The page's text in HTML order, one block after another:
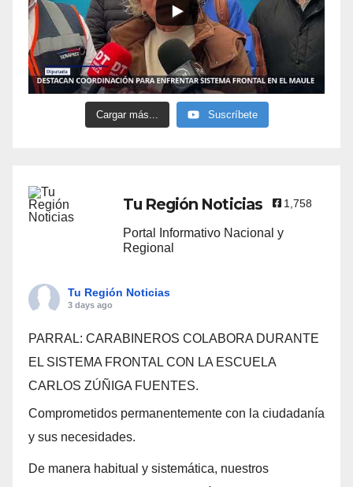
Cargar más... Suscríbete
Tu Región Noticias 1,758
Portal Informativo Nacional y
Regional
Tu Región Noticias
3 days ago
PARRAL: CARABINEROS COLABORA DURANTE
EL SISTEMA FRONTAL CON LA ESCUELA
CARLOS ZÚÑIGA FUENTES.
Comprometidos permanentemente con la ciudadanía
y sus necesidades.
De manera habitual y sistemática, nuestros